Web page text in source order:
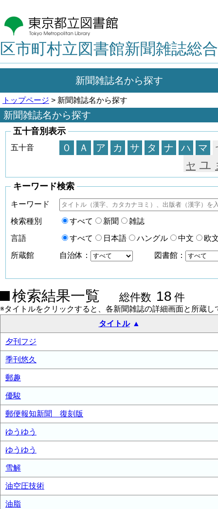
区市町村立図書館新聞雑誌総
新聞雑誌名から探す
トップページ > 新聞雑誌名から探す
新聞雑誌名から探す
五十音別表示
五十音 ０ Ａ ア カ サ タ ナ ハ マ
ヤ ユ
キーワード検索
キーワード
検索種別 すべて 新聞 雑誌
言語 すべて 日本語 ハングル 中文 欧
所蔵館 自治体： 図書館：
検索結果一覧 総件数 18 件
※タイトルをクリックすると、各新聞雑誌の詳細画面と所蔵
タイトル
夕刊フジ
季刊悠久
郵趣
優駿
郵便報知新聞 復刻版
ゆうゆう
ゆうゆう
雪解
油空圧技術
油脂